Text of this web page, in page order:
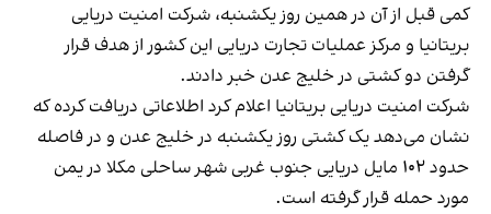
کمی قبل از آن در همین روز یکشنبه، شرکت امنیت دریایی
بریتانیا و مرکز عملیات تجارت دریایی این کشور از هدف قرار
گرفتن دو کشتی در خلیج عدن خبر دادند.
شرکت امنیت دریایی بریتانیا اعلام کرد اطلاعاتی دریافت کرده که
نشان می‌دهد یک کشتی روز یکشنبه در خلیج عدن و در فاصله
حدود ۱۰۲ مایل دریایی جنوب غربی شهر ساحلی مکلا در یمن
مورد حمله قرار گرفته است.